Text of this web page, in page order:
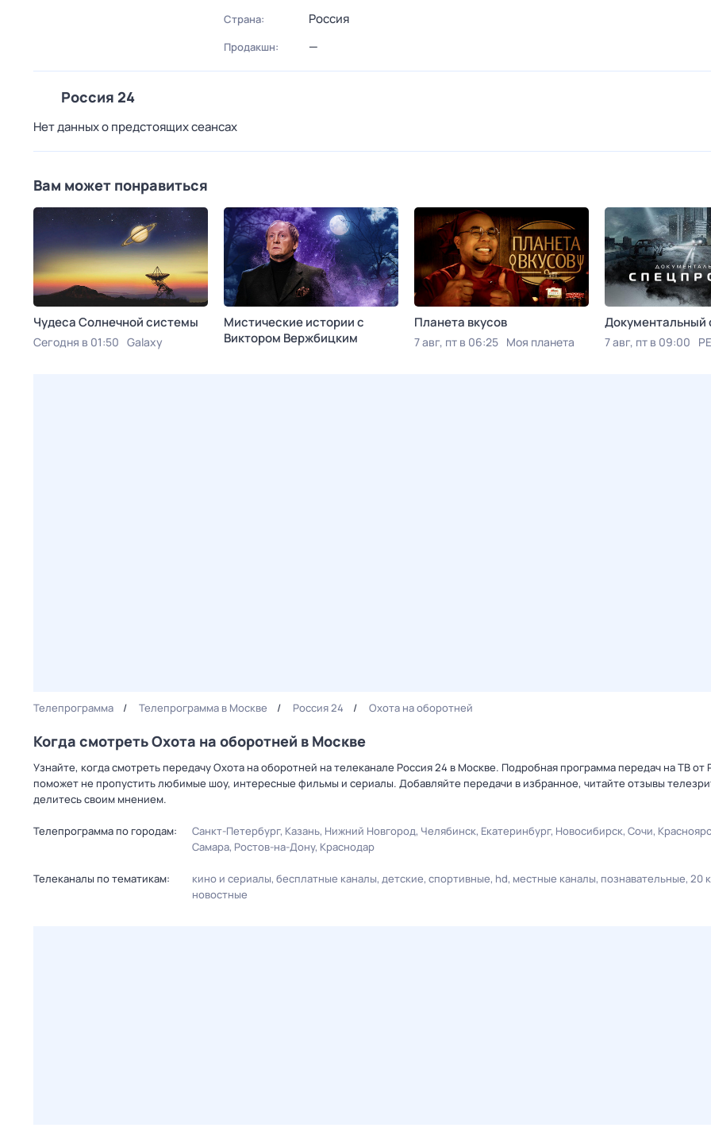
Страна: Россия
Продакшн: —
Россия 24
Нет данных о предстоящих сеансах
Вам может понравиться
Чудеса Солнечной системы
Сегодня в 01:50 Galaxy
Мистические истории с
Виктoром Bержбицким
Планета вкусов
7 авг, пт в 06:25 Моя планета
Документальный
7 авг, пт в 09:00
Телепрограмма Телепрограмма в Москве Россия 24 Охота на оборотней
Когда смотреть Охота на оборотней в Москве
Узнайте, когда смотреть передачу Охота на оборотней на телеканале Россия 24 в Москве. Подробная программа передач на ТВ от
поможет не пропустить любимые шоу, интересные фильмы и сериалы. Добавляйте передачи в избранное, читайте отзывы
делитесь своим мнением.
Телепрограмма по городам: Санкт-Петербург Казань Нижний Новгород Челябинск Екатеринбург Новосибирск Сочи
Самара Ростов-на-Дону Краснодар
Телеканалы по тематикам: кино и сериалы бесплатные каналы детские спортивные hd местные каналы познавательные 20
новостные